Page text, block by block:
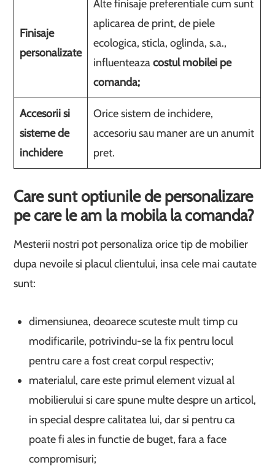
Finisaje
personalizate
Alte finisaje preferentiale cum sunt
aplicarea de print, de piele
ecologica, sticla, oglinda, s.a.,
influenteazacostul mobilei pe
comanda;
Accesorii si
sisteme de
inchidere
Orice sistem de inchidere,
accesoriu sau maner are un anumit
pret.
Care sunt optiunile de personalizare
pe care le am la mobila la comanda?
Mesterii nostri pot personaliza orice tip de mobilier
dupa nevoile si placul clientului, insa cele mai cautate
sunt:
dimensiunea, deoarece scuteste mult timp cu
modificarile, potrivindu-se la fix pentru locul
pentru care a fost creat corpul respectiv;
materialul, care este primul element vizual al
mobilierului si care spune multe despre un articol,
in special despre calitatea lui, dar si pentru ca
poate fi ales in functie de buget, fara a face
compromisuri;